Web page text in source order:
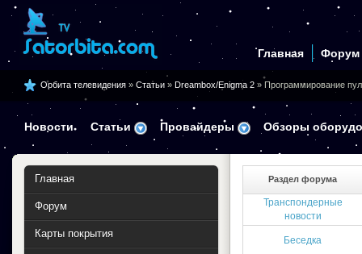
Главная Форум
Орбита телевидения » Статьи » Dreambox/Enigma 2 » Программирование
Новости Статьи Провайдеры Обзоры
Раздел форума
Транспондерные
новости
Беседка
Главная
Форум
Карты покрытия